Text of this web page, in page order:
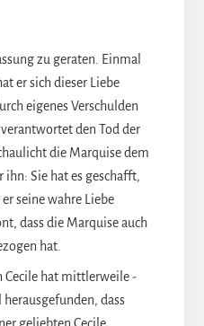
zu geraten. Einmal
er sich dieser Liebe
eigenes Verschulden
den Tod der
die Marquise dem
Sie hat es geschafft,
seine wahre Liebe
dass die Marquise auch
hat.
Cecile hat mittlerweile -
dass
geliebten Cecile